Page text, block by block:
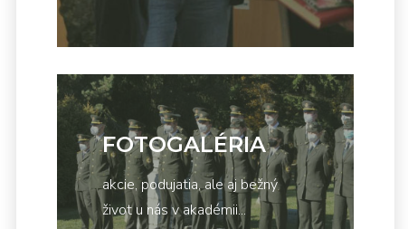
FOTOGALÉRIA
akcie, podujatia, ale aj bežný
život u nás v akadémii...